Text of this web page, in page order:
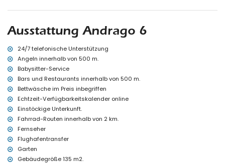
Sitzbereich im Freien und Essbereich im Freien
Weitere Informationen
Nächster Ort: Moraira (innerhalb von 3 Kilometern von der Villa)
Nächstes Ufer oder Küste: Mittelmeer (innerhalb von 500 Metern
von der Villa)
Nächster Strand: Cala Andrago (innerhalb von 500 Metern von der
Villa)
Nächster Hafen: Puerto de Moraira (innerhalb von 3 Kilometern von
der Villa)
Nächster Park innerhalb von 3 Kilometern von der Villa
Nächster Flughafen: Alicante (innerhalb von 100 Kilometern von
der Villa)
Zweitnächster Flughafen: Valencia (> 100 Kilometer)
Haustiere sind nicht erlaubt
Rollstuhlgerechte Unterkunft
Die Unterkunft ist sehr gut geeignet für Familien mit Kindern
Ausstattung Andrago 6
24/7 telefonische Unterstützung
Angeln innerhalb von 500 m.
Babysitter-Service
Bars und Restaurants innerhalb von 500 m.
Bettwäsche im Preis inbegriffen
Echtzeit-Verfügbarkeitskalender online
Einstöckige Unterkunft.
Fahrrad-Routen innerhalb von 2 km.
Fernseher
Flughafentransfer
Garten
Gebäudegröße 135 m2.